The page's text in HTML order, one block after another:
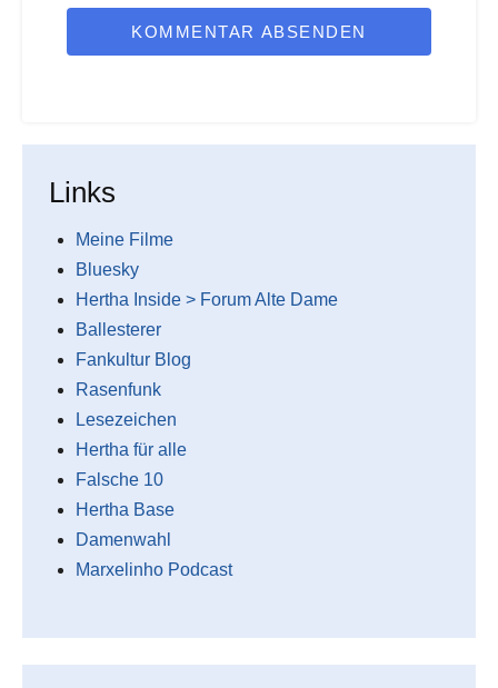
KOMMENTAR ABSENDEN
Links
Meine Filme
Bluesky
Hertha Inside > Forum Alte Dame
Ballesterer
Fankultur Blog
Rasenfunk
Lesezeichen
Hertha für alle
Falsche 10
Hertha Base
Damenwahl
Marxelinho Podcast